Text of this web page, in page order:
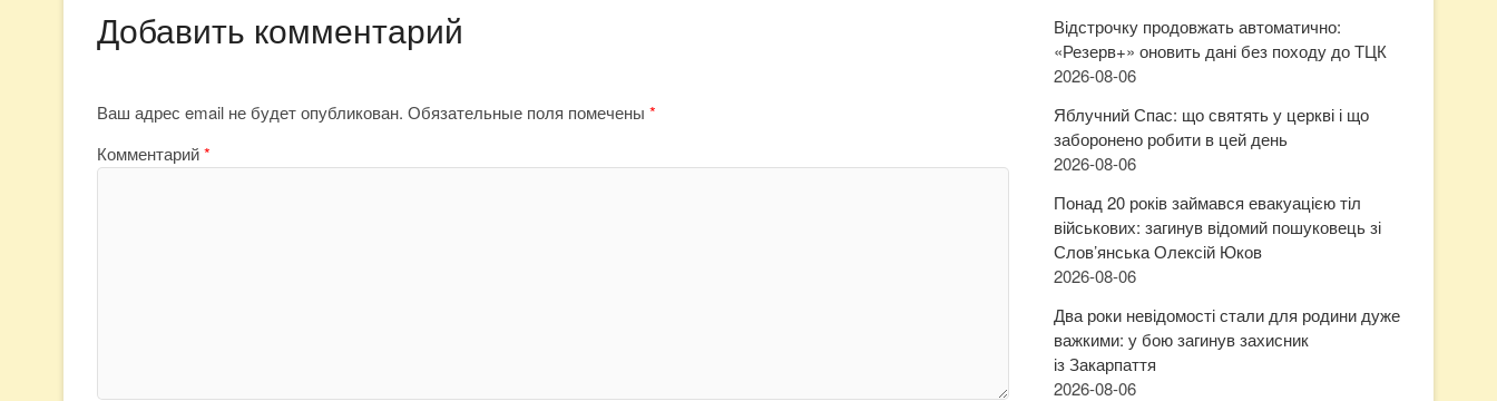
Добавить комментарий
Ваш адрес email не будет опубликован. Обязательные поля помечены *
Комментарий*
Відстрочку продовжать автоматично:
«Резерв+» оновить дані без походу до ТЦК
2026-08-06
Яблучний Спас: що святять у церкві і що
заборонено робити в цей день
2026-08-06
Понад 20 років займався евакуацією тіл
військових: загинув відомий пошуковець зі
Слов’янська Олексій Юков
2026-08-06
Два роки невідомості стали для родини дуже
важкими: у бою загинув захисник
із Закарпаття
2026-08-06